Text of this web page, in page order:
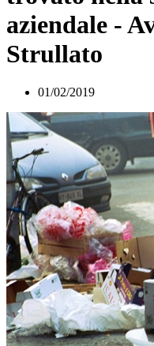
aziendale -
Strullato
01/02/2019